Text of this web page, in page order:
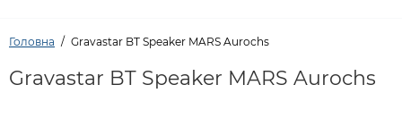
Головна Gravastar BT Speaker MARS Aurochs
Gravastar BT Speaker MARS Aurochs